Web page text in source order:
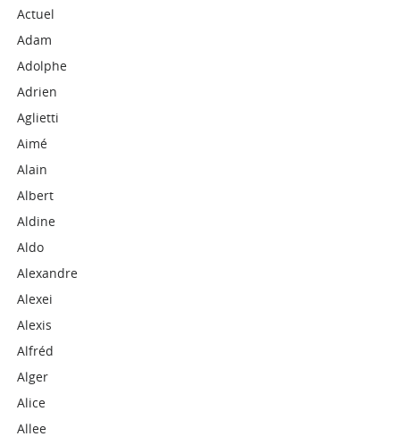
Actuel
Adam
Adolphe
Adrien
Aglietti
Aimé
Alain
Albert
Aldine
Aldo
Alexandre
Alexei
Alexis
Alfréd
Alger
Alice
Allee